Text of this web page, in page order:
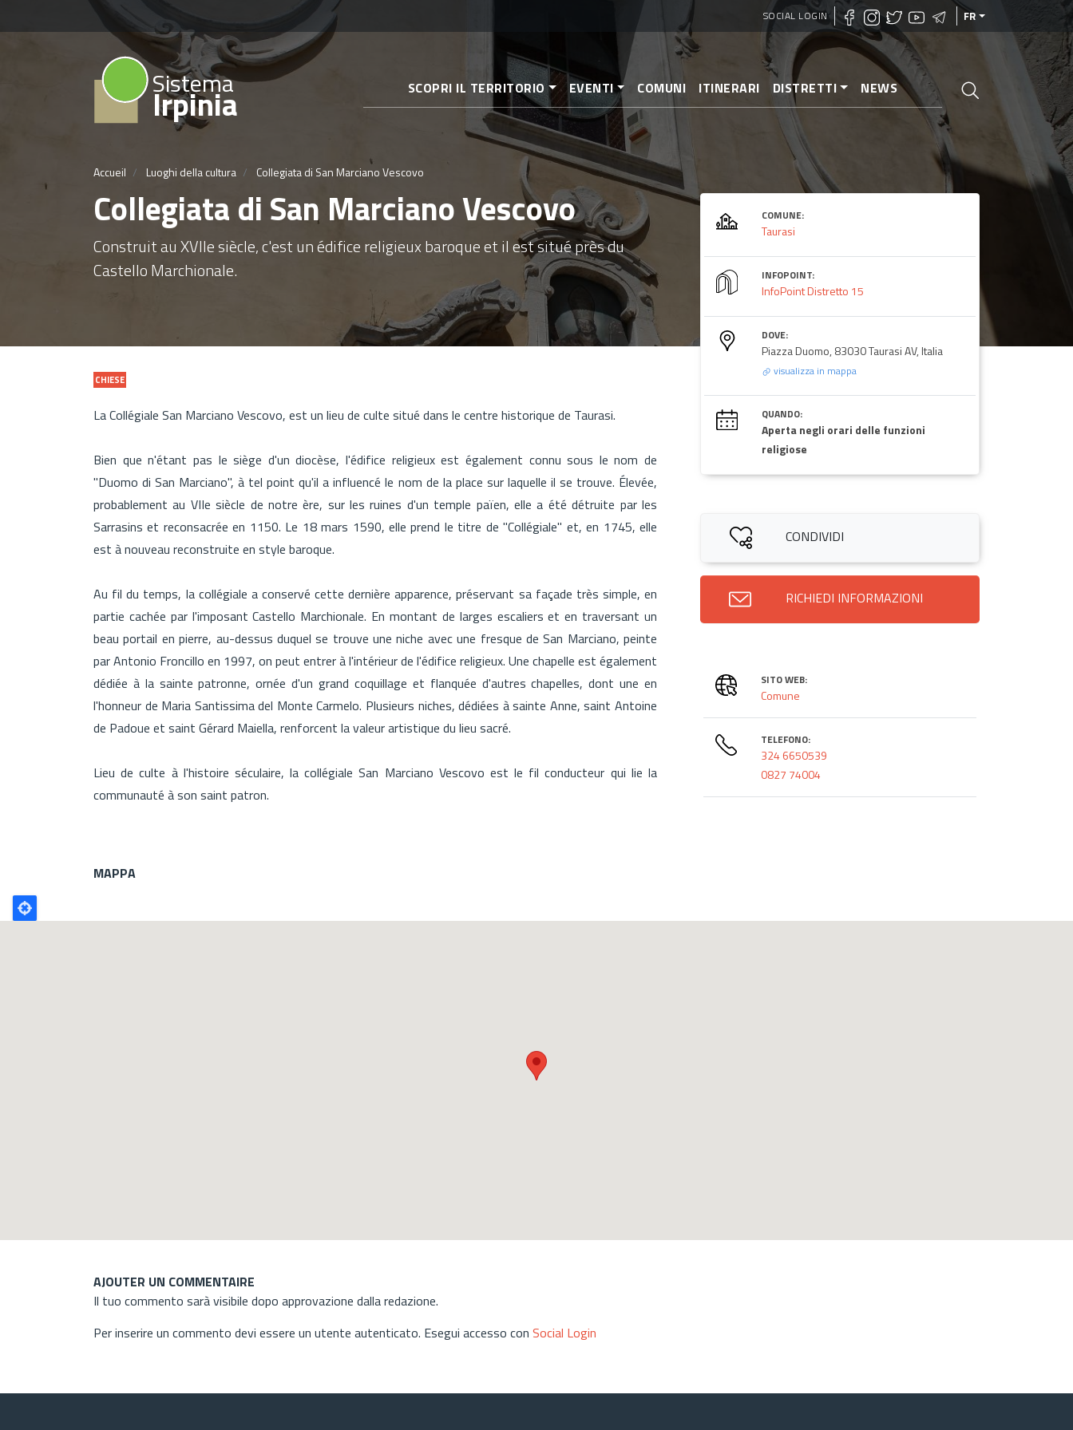
principal
SOCIAL LOGIN FR
Sistema
Irpinia SCOPRI IL TERRITORIO EVENTI COMUNI ITINERARI DISTRETTI NEWS
Accueil Luoghi della cultura Collegiata di San Marciano Vescovo
Collegiata di San Marciano Vescovo
Construit au XVIIe siècle, c'est un édifice religieux baroque et il est situé près du
Castello Marchionale.
CHIESE
La Collégiale San Marciano Vescovo, est un lieu de culte situé dans le centre historique de Taurasi.
Bien que n'étant pas le siège d'un diocèse, l'édifice religieux est également connu sous le nom de
"Duomo di San Marciano", à tel point qu'il a influencé le nom de la place sur laquelle il se trouve. Élevée,
probablement au VIIe siècle de notre ère, sur les ruines d'un temple païen, elle a été détruite par les
Sarrasins et reconsacrée en 1150. Le 18 mars 1590, elle prend le titre de "Collégiale" et, en 1745, elle
est à nouveau reconstruite en style baroque.
Au fil du temps, la collégiale a conservé cette dernière apparence, préservant sa façade très simple, en
partie cachée par l'imposant Castello Marchionale. En montant de larges escaliers et en traversant un
beau portail en pierre, au-dessus duquel se trouve une niche avec une fresque de San Marciano, peinte
par Antonio Froncillo en 1997, on peut entrer à l'intérieur de l'édifice religieux. Une chapelle est également
dédiée à la sainte patronne, ornée d'un grand coquillage et flanquée d'autres chapelles, dont une en
l'honneur de Maria Santissima del Monte Carmelo. Plusieurs niches, dédiées à sainte Anne, saint Antoine
de Padoue et saint Gérard Maiella, renforcent la valeur artistique du lieu sacré.
Lieu de culte à l'histoire séculaire, la collégiale San Marciano Vescovo est le fil conducteur qui lie la
communauté à son saint patron.
COMUNE:
Taurasi
INFOPOINT:
InfoPoint Distretto 15
DOVE:
Piazza Duomo, 83030 Taurasi AV, Italia
visualizza in mappa
QUANDO:
Aperta negli orari delle funzioni
religiose
CONDIVIDI
RICHIEDI INFORMAZIONI
SITO WEB:
Comune
TELEFONO:
324 6650539
0827 74004
MAPPA
Poligono
GEO
AJOUTER UN COMMENTAIRE
Il tuo commento sarà visibile dopo approvazione dalla redazione.
Per inserire un commento devi essere un utente autenticato. Esegui accesso con Social Login